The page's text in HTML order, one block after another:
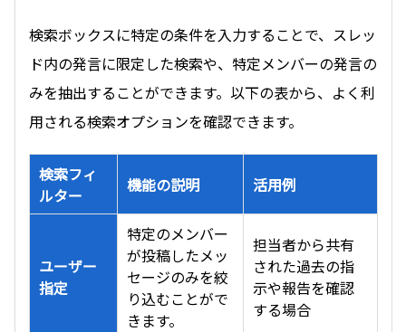
検索ボックスに特定の条件を入力することで、スレッ
ド内の発言に限定した検索や、特定メンバーの発言の
みを抽出することができます。以下の表から、よく利
用される検索オプションを確認できます。
検索フィ
ルター
機能の説明 活用例
ユーザー
指定
特定のメンバー
が投稿したメッ
セージのみを絞
り込むことがで
きます。
担当者から共有
された過去の指
示や報告を確認
する場合